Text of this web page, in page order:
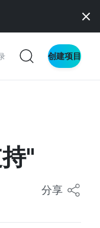
创建项目
"
分享